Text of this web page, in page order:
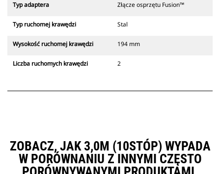
Typ adaptera Złącze osprzętu Fusion™
Typ ruchomej krawędzi Stal
Wysokość ruchomej krawędzi 194 mm
Liczba ruchomych krawędzi 2
ZOBACZ, JAK 3,0M (10STÓP) WYPADA
W PORÓWNANIU Z INNYMI CZĘSTO